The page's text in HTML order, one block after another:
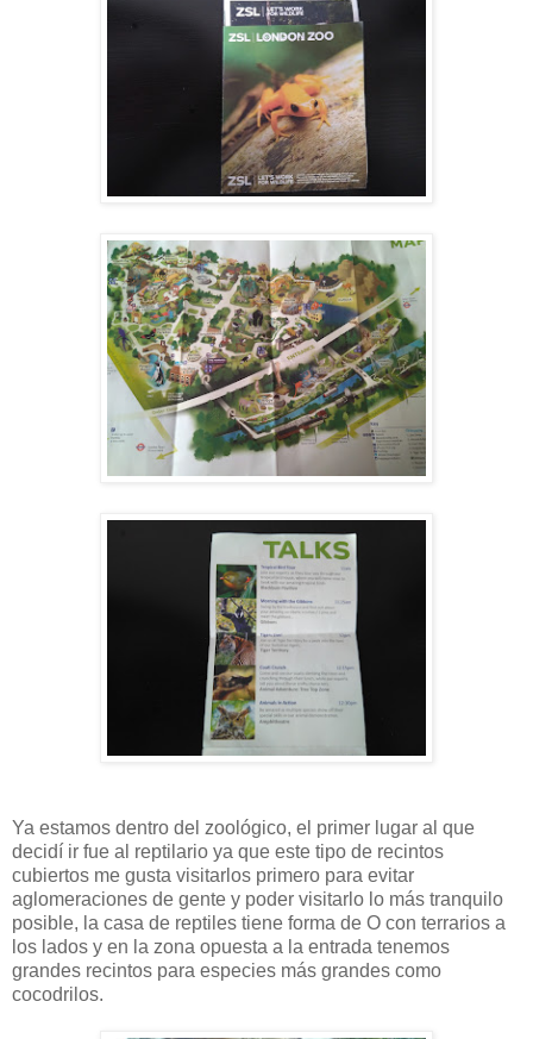
Ya estamos dentro del zoológico, el primer lugar al que
decidí ir fue al reptilario ya que este tipo de recintos
cubiertos me gusta visitarlos primero para evitar
aglomeraciones de gente y poder visitarlo lo más tranquilo
posible, la casa de reptiles tiene forma de O con terrarios a
los lados y en la zona opuesta a la entrada tenemos
grandes recintos para especies más grandes como
cocodrilos.